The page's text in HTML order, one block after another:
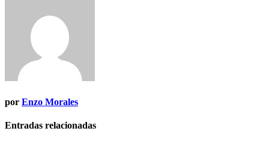
por Enzo Morales
Entradas relacionadas